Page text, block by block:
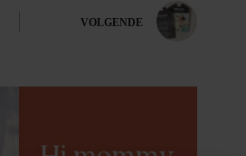
VOLGENDE